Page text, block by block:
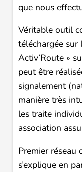
que nous
Véritable outil
téléchargée
Activ’Route »
peut être
signalement
manière très
les traite
association
Premier réseau
s’explique en